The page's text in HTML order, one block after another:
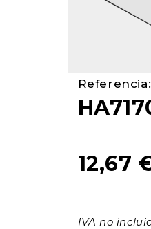
Referencia:
12,67
IVA no